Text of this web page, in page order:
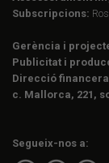
Subscripcions:
Gerència i
Publicitat i
Direcció
c. Mallorca, 221,
Segueix-nos a: